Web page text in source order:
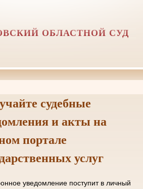
ОБЛАСТНОЙ СУД
судебные
и акты на
портале
услуг
уведомление поступит в личный